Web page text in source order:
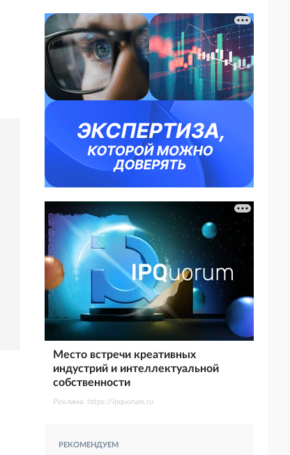
Место встречи креативных
индустрий и интеллектуальной
собственности
Реклама. https://ipquorum.ru
РЕКОМЕНДУЕМ